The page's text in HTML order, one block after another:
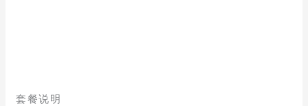
套餐说明